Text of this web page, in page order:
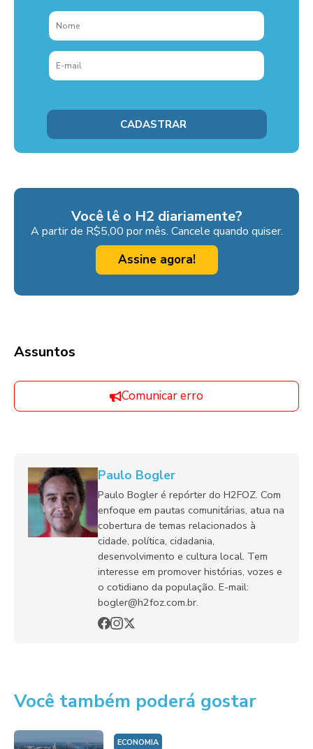
Você lê o H2 diariamente?
A partir de R$5,00 por mês. Cancele quando quiser.
Assine agora!
Assuntos
Comunicar erro
Paulo Bogler
Paulo Bogler é repórter do H2FOZ. Com
enfoque em pautas comunitárias, atua na
cobertura de temas relacionados à
cidade, política, cidadania,
desenvolvimento e cultura local. Tem
interesse em promover histórias, vozes e
o cotidiano da população. E-mail:
bogler@h2foz.com.br.
Você também poderá gostar
ECONOMIA